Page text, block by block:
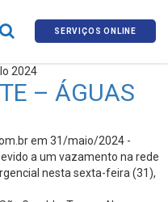
SERVIÇOS ONLINE
2024
– ÁGUAS
em 31/maio/2024 -
a um vazamento na rede
nesta sexta-feira (31),